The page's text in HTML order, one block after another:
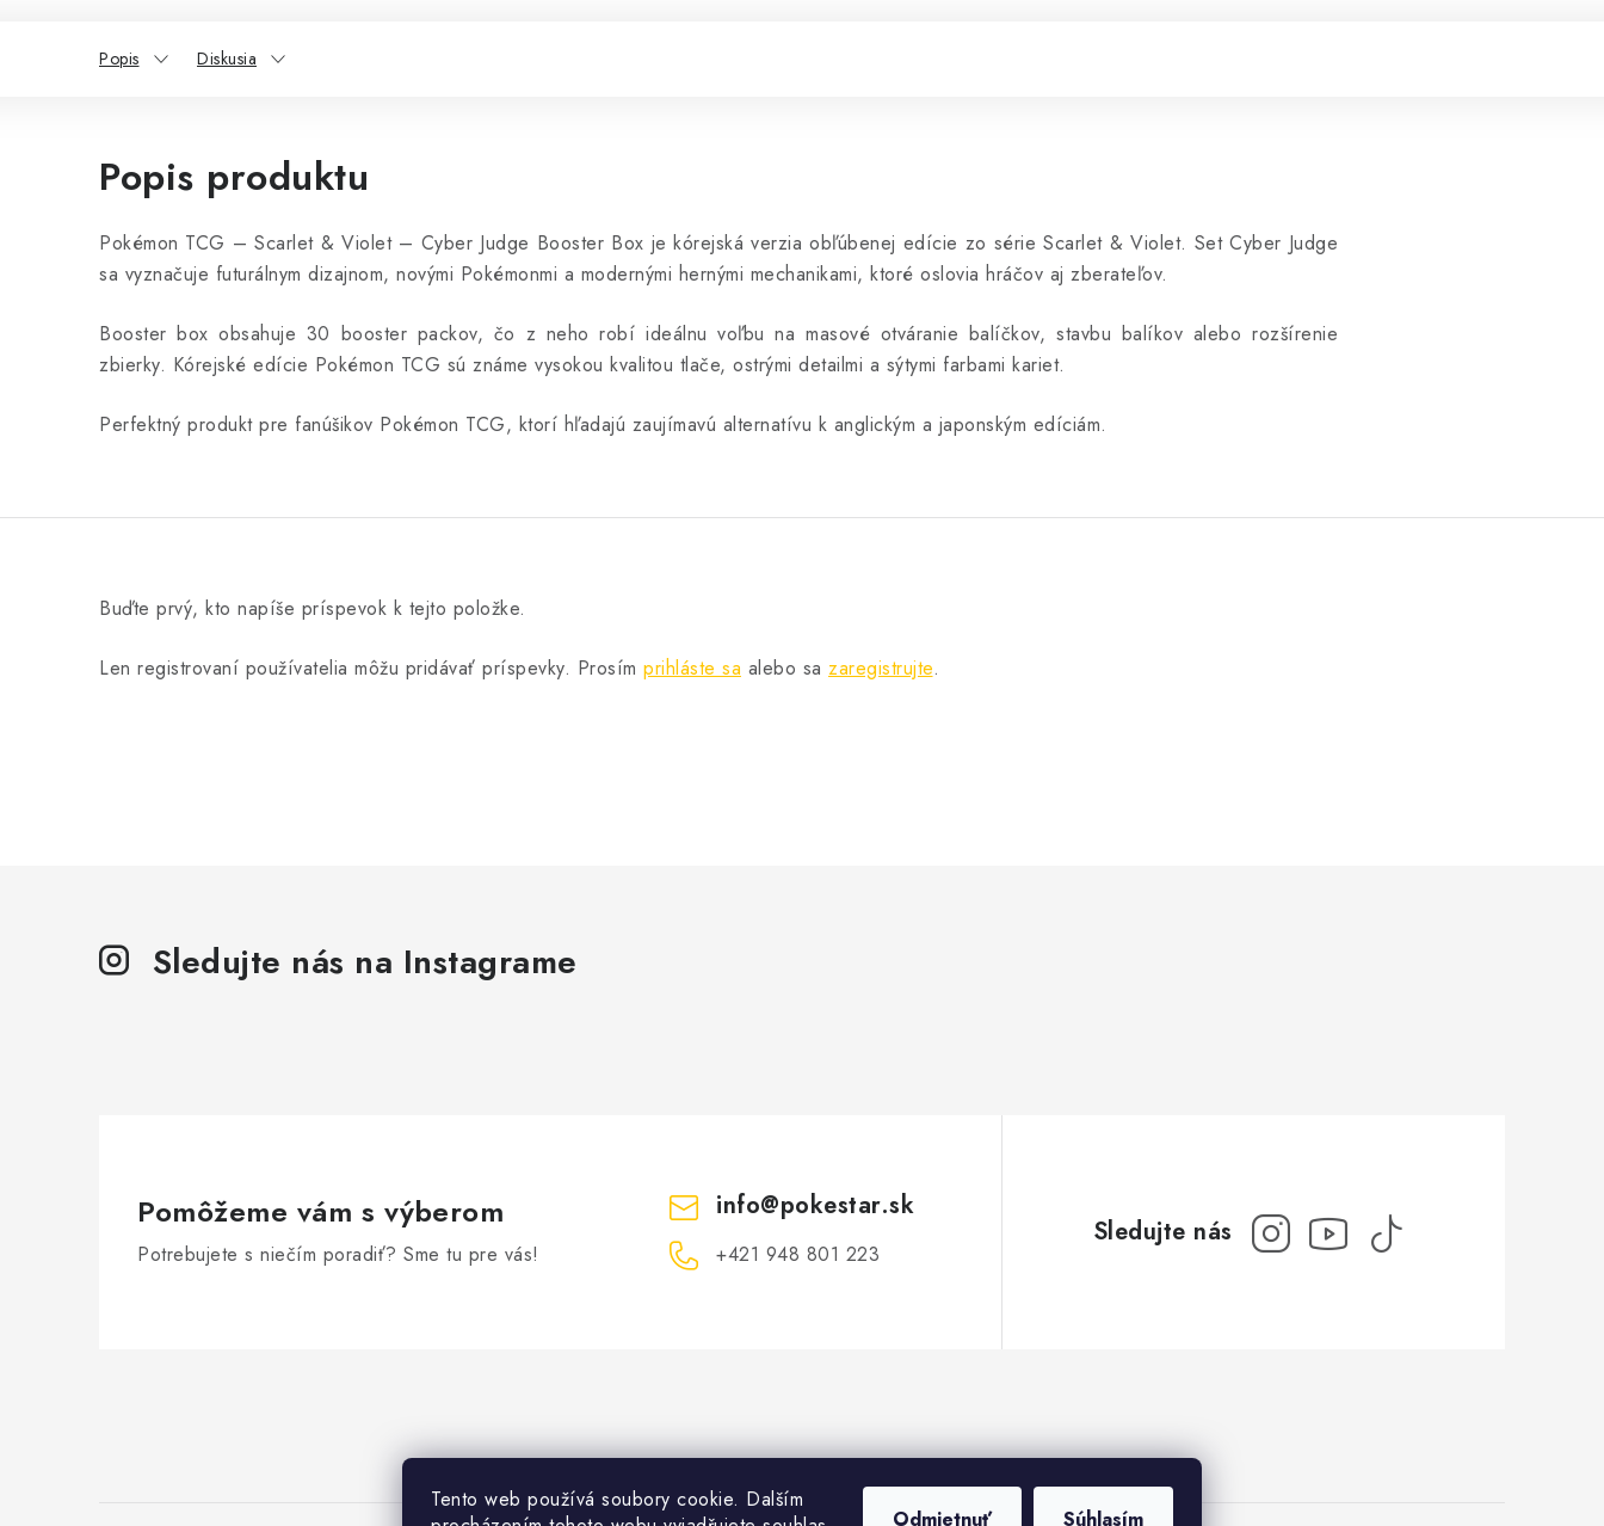
Tento web používá soubory cookie. Dalším
Odmietnuť Súhlasím
Popis Diskusia
Popis produktu
Pokémon TCG – Scarlet & Violet – Cyber Judge Booster Box je kórejská verzia obľúbenej edície zo série Scarlet & Violet. Set Cyber Judge
sa vyznačuje futurálnym dizajnom, novými Pokémonmi a modernými hernými mechanikami, ktoré oslovia hráčov aj zberateľov.
Booster box obsahuje 30 booster packov, čo z neho robí ideálnu voľbu na masové otváranie balíčkov, stavbu balíkov alebo rozšírenie
zbierky. Kórejské edície Pokémon TCG sú známe vysokou kvalitou tlače, ostrými detailmi a sýtymi farbami kariet.
Perfektný produkt pre fanúšikov Pokémon TCG, ktorí hľadajú zaujímavú alternatívu k anglickým a japonským edíciám.
Buďte prvý, kto napíše príspevok k tejto položke.
Len registrovaní používatelia môžu pridávať príspevky. Prosím prihláste sa alebo sa zaregistrujte.
Sledujte nás na Instagrame
Pomôžeme vám s výberom
Potrebujete s niečím poradiť? Sme tu pre vás!
info@pokestar.sk
‪+421 948 801 223